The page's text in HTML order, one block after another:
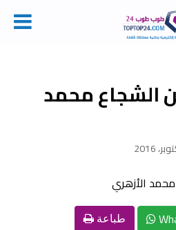
الشجاع محمد
طباعة